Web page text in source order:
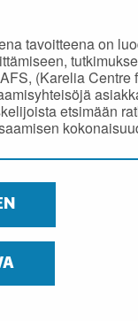
tavoitteena on
(Karelia
etsimään